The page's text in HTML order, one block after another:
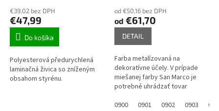
produktu
je
5,0
hviezdičiek.
€39,02 bez DPH
€47,99
Do košíka
Polyesterová předurychlená
laminačná živica so zníženým
obsahom styrénu.
produktu
je
hviezdičiek.
od €50,16 bez DPH
od €61,70
DETAIL
Farba metalízovaná na
dekoratívne účely. V prípade
miešanej farby San Marco je
potrebné uhrádzať tovar
Miešaná farba sa nedá vrátiť!!
0900 0901 0902 0903